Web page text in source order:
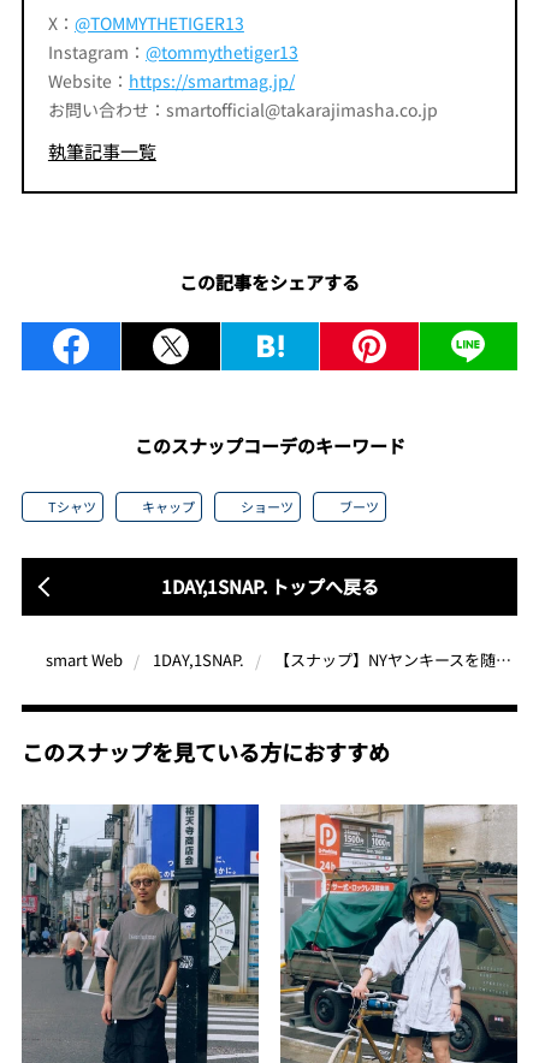
X： @TOMMYTHETIGER13
Instagram： @tommythetiger13
Website： https://smartmag.jp/
お問い合わせ：smartofficial@takarajimasha.co.jp
執筆記事一覧
この記事をシェアする
このスナップコーデのキーワード
Tシャツ キャップ ショーツ ブーツ
1DAY,1SNAP. トップへ戻る
smart Web 1DAY,1SNAP. 【スナップ】NYヤンキースを随所に効かせた短丈T、ショーツ、アニマル柄の3点盛り
このスナップを見ている方におすすめ